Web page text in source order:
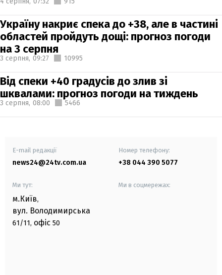
Україну накриє спека до +38, але в частині
областей пройдуть дощі: прогноз погоди
на 3 серпня
3 серпня, 09:27 10995
Від спеки +40 градусів до злив зі
шквалами: прогноз погоди на тиждень
3 серпня, 08:00 5466
E-mail редакції
news24@24tv.com.ua
Номер телефону:
+38 044 390 5077
Ми тут:
м.Київ,
вул. Володимирська
61/11, офіс 50
Ми в соцмережах: